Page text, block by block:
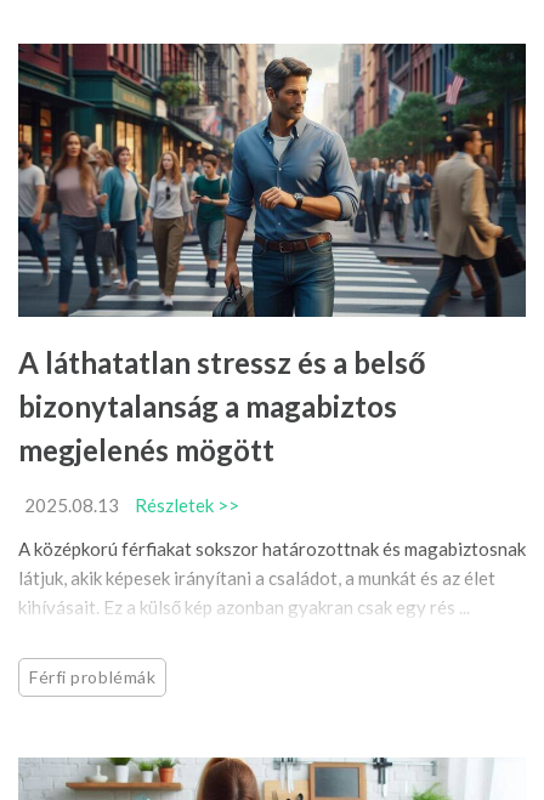
A láthatatlan stressz és a belső
bizonytalanság a magabiztos
megjelenés mögött
2025.08.13
Részletek >>
A középkorú férfiakat sokszor határozottnak és magabiztosnak
látjuk, akik képesek irányítani a családot, a munkát és az élet
kihívásait. Ez a külső kép azonban gyakran csak egy rés ...
Férfi problémák